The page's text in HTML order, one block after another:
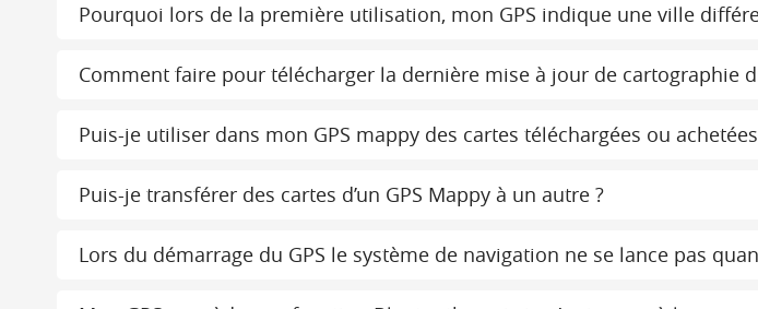
Pourquoi lors de la première utilisation, mon GPS indique une ville
Comment faire pour télécharger la dernière mise à jour de cartographie
Puis-je utiliser dans mon GPS mappy des cartes téléchargées ou
Puis-je transférer des cartes d’un GPS Mappy à un autre ?
Lors du démarrage du GPS le système de navigation ne se lance pas